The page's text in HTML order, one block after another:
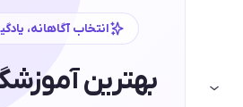
انتخاب آگاهانه، یادگیری بهتر
بهترین آموزشگاه‌ها و